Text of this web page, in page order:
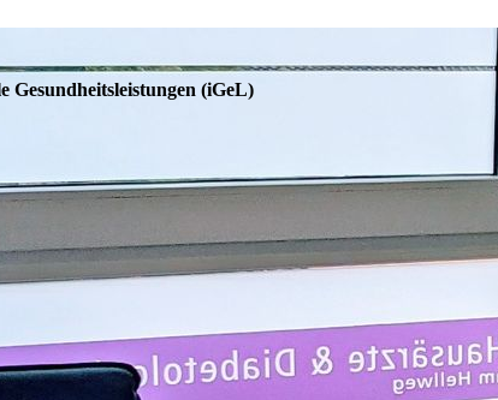
Gesundheitsleistungen (iGeL)